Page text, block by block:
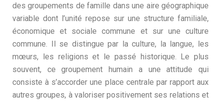
des groupements de famille dans une aire géographique
variable dont l’unité repose sur une structure familiale,
économique et sociale commune et sur une culture
commune. Il se distingue par la culture, la langue, les
mœurs, les religions et le passé historique. Le plus
souvent, ce groupement humain a une attitude qui
consiste à s’accorder une place centrale par rapport aux
autres groupes, à valoriser positivement ses relations et